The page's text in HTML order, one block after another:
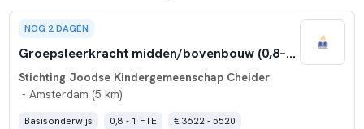
NOG 2 DAGEN
Groepsleerkracht midden/bovenbouw (0,8–1,0 fte)
Stichting Joodse Kindergemeenschap Cheider
- Amsterdam (5 km)
Basisonderwijs 0,8 - 1 FTE
€ 3622 - 5520